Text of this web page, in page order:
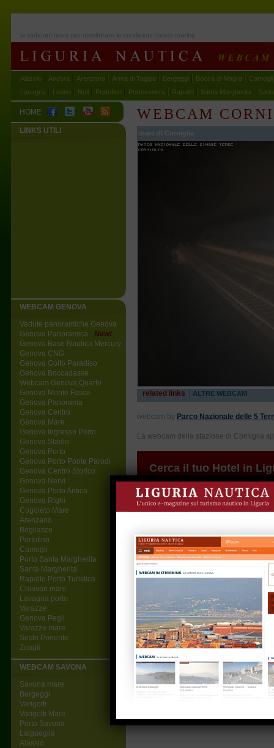
la webcam mare per monitorare le condizioni meteo-marine
Alassio Andora Arenzano Arma di Taggia Bergeggi Bocca di Magra
Camogli
Lavagna
Loano Noli Portofino Portovenere Rapallo Santa Margherita
HOME
LINKS UTILI
WEBCAM GENOVA
Vedute panoramiche Genova
Genova Panoramica - New!
Genova Base Nautica Mercury
Genova CNG
Genova Golfo Paradiso
Genova Boccadasse
Webcam Genova Quarto
Genova Monte Fasce
Genova Panorama
Genova Centro
Genova Mare
Genova Ingresso Porto
Genova Stadio
Genova Porto
Genova Porto Ponte Parodi
Genova Centro Storico
Genova Nervi
Genova Porto Antico
Genova Righi
Cogoleto Mare
Arenzano
Bogliasco
Portofino
Camogli
Porto Santa Margherita
Santa Margherita
Rapallo Porto Turistico
Chiavari mare
Lavagna porto
Varazze
Genova Pegli
Varazze mare
Sestri Ponente
Zoagli
WEBCAM SAVONA
Savona mare
Bergeggi
Varigotti
Varigotti Mare
Porto Savona
Laigueglia
Alassio
mare di Corniglia
WEBCAM
related links ALTRE WEBCAM
webcam by Parco Nazionale delle 5
La webcam della stazione di Corniglia
Cerca il tuo Hotel in
Destinazione